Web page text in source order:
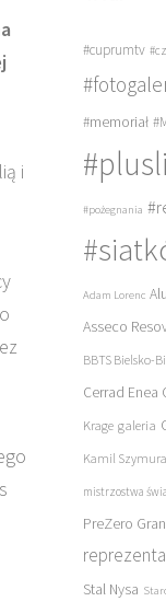
i
#cuprumtv
#memoriał
#pożegnania
Adam Lorenc
Asseco
BBTS Bielsko-
Cerrad Enea
Krage galeria
Kamil Szymura
mistrzostwa
PreZero
Stal Nysa